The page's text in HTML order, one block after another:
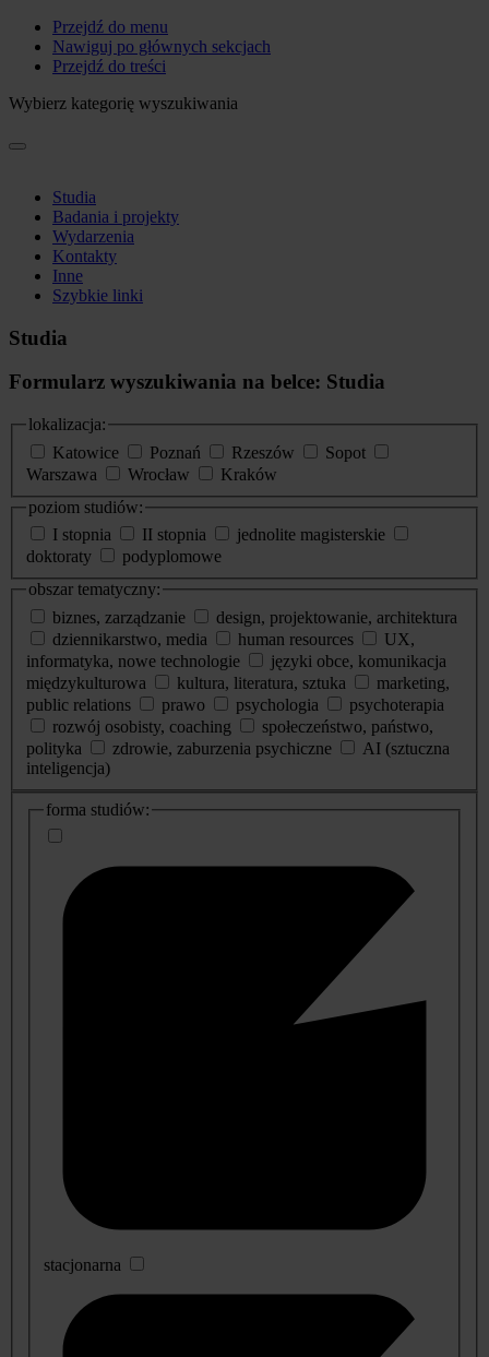
Przejdź do menu
Nawiguj po głównych sekcjach
Przejdź do treści
Wybierz kategorię wyszukiwania
Studia
Badania i projekty
Wydarzenia
Kontakty
Inne
Szybkie linki
Studia
Formularz wyszukiwania na belce: Studia
lokalizacja:
Katowice
Poznań Rzeszów
Sopot
Warszawa
Wrocław
Kraków
poziom studiów:
I stopnia
II stopnia
jednolite magisterskie
doktoraty
podyplomowe
obszar tematyczny:
biznes, zarządzanie
design, projektowanie, architektura
dziennikarstwo, media
human resources
UX,
informatyka, nowe technologie
języki obce, komunikacja
międzykulturowa
kultura, literatura, sztuka
marketing,
public relations
prawo psychologia
psychoterapia
rozwój osobisty, coaching
społeczeństwo, państwo,
polityka
zdrowie, zaburzenia psychiczne
AI (sztuczna
inteligencja)
dodatkowe
informacje
forma studiów:
stacjonarna